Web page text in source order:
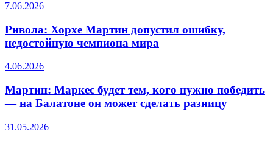
7.06.2026
Ривола: Хорхе Мартин допустил ошибку,
недостойную чемпиона мира
4.06.2026
Мартин: Маркес будет тем, кого нужно победить
— на Балатоне он может сделать разницу
31.05.2026